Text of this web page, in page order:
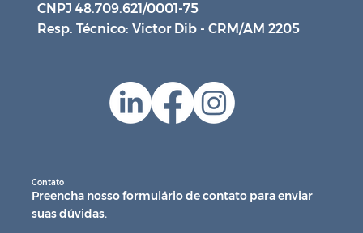
CNPJ 48.709.621/0001-75
Resp. Técnico: Victor Dib - CRM/AM 2205
Contato
Preencha nosso formulário de contato para enviar
suas dúvidas.